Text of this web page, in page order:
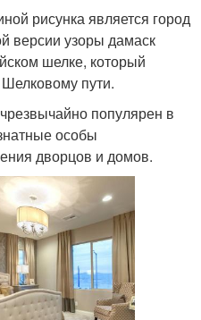
рисунка является город
версии узоры дамаск
шелке, который
пути.
популярен в
особы
дворцов и домов.